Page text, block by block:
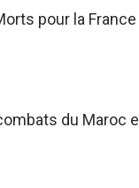
pour la France
du Maroc